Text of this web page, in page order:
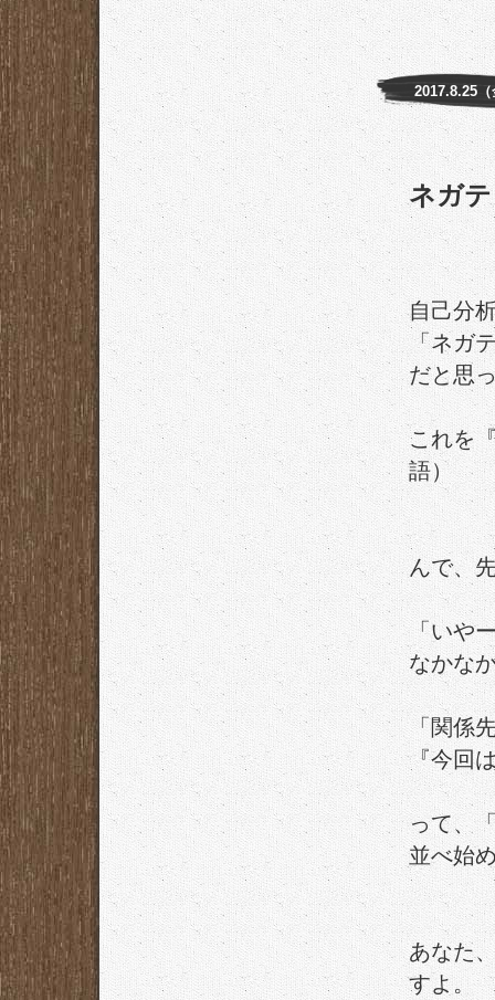
2017.8.25（
ネガ
自己分
「ネガ
だと思
これを
語）
んで、
「いや
なかな
「関係
『今回
って、
並べ始
あなた
すよ。